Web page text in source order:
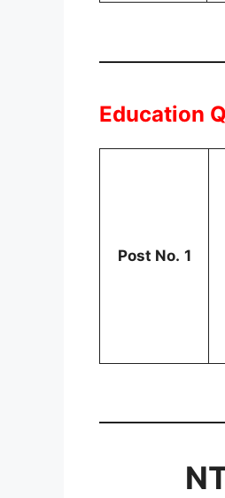
Education
Post No. 1